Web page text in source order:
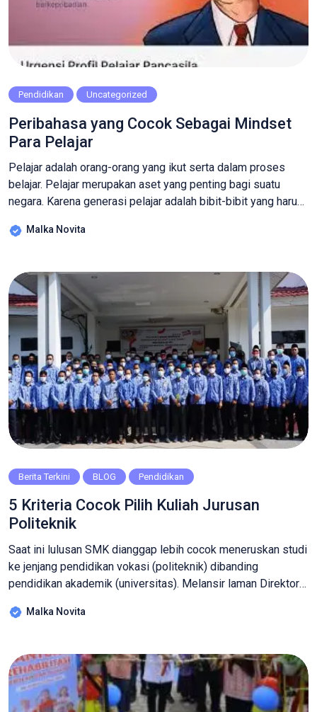
Pendidikan Uncategorized
Peribahasa yang Cocok Sebagai Mindset
Para Pelajar
Pelajar adalah orang-orang yang ikut serta dalam proses
belajar. Pelajar merupakan aset yang penting bagi suatu
negara. Karena generasi pelajar adalah bibit-bibit yang harus
memajukan agama, nusa dan bangsa. Tak hanya itu, dengan
Pelajar yang baik akan melakukan usaha yang maksimal […]
Malka Novita
Berita Terkini BLOG Pendidikan
5 Kriteria Cocok Pilih Kuliah Jurusan
Politeknik
Saat ini lulusan SMK dianggap lebih cocok meneruskan studi
ke jenjang pendidikan vokasi (politeknik) dibanding
pendidikan akademik (universitas). Melansir laman Direktorat
2023, hal ini dikarenakan sejak awal didirikan, politeknik
kerja profesional yang dibutuhkan oleh industri. Berikut
adalah kriteria lain yang cocok […]
Malka Novita